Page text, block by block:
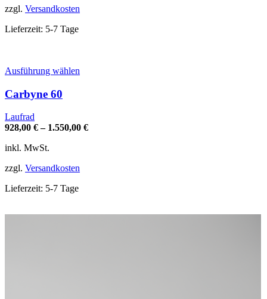
zzgl. Versandkosten
Lieferzeit: 5-7 Tage
Ausführung wählen
auf.
Carbyne 60
Laufrad
928,00 €– 1.550,00 €
inkl. MwSt.
zzgl. Versandkosten
Lieferzeit: 5-7 Tage